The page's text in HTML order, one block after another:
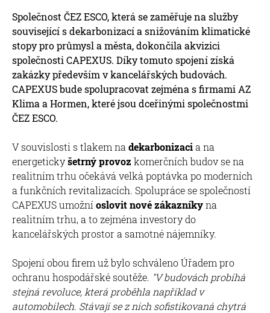
Společnost ČEZ ESCO, která se zaměřuje na služby
související s dekarbonizací a snižováním klimatické
stopy pro průmysl a města, dokončila akvizici
společnosti CAPEXUS. Díky tomuto spojení získá
zakázky především v kancelářských budovách.
CAPEXUS bude spolupracovat zejména s firmami AZ
Klima a Hormen, které jsou dceřinými společnostmi
ČEZ ESCO.
V souvislosti s tlakem na dekarbonizacia na
energetickyšetrný provoz komerčních budov se na
realitním trhu očekává velká poptávka po moderních
a funkčních revitalizacích. Spolupráce se společností
CAPEXUS umožní oslovit nové zákazníkyna
realitním trhu, a to zejména investory do
kancelářských prostor a samotné nájemníky.
Spojení obou firem už bylo schváleno Úřadem pro
ochranu hospodářské soutěže. "V budovách probíhá
stejná revoluce, která proběhla například v
automobilech. Stávají se z nich sofistikovaná chytrá